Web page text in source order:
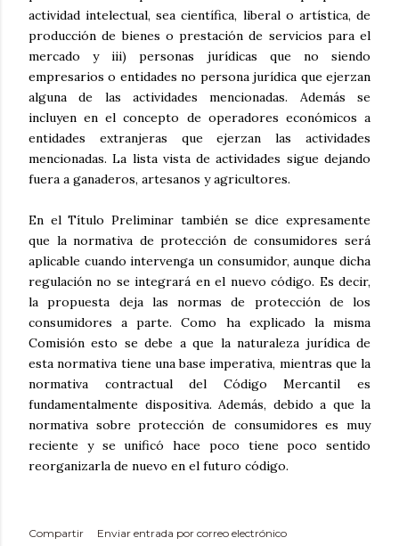
actividad intelectual, sea científica, liberal o artística, de
producción de bienes o prestación de servicios para el
mercado y iii) personas jurídicas que no siendo
empresarios o entidades no persona jurídica que ejerzan
alguna de las actividades mencionadas. Además se
incluyen en el concepto de operadores económicos a
entidades extranjeras que ejerzan las actividades
mencionadas. La lista vista de actividades sigue dejando
fuera a ganaderos, artesanos y agricultores.
En el Título Preliminar también se dice expresamente
que la normativa de protección de consumidores será
aplicable cuando intervenga un consumidor, aunque dicha
regulación no se integrará en el nuevo código. Es decir,
la propuesta deja las normas de protección de los
consumidores a parte. Como ha explicado la misma
Comisión esto se debe a que la naturaleza jurídica de
esta normativa tiene una base imperativa, mientras que la
normativa contractual del Código Mercantil es
fundamentalmente dispositiva. Además, debido a que la
normativa sobre protección de consumidores es muy
reciente y se unificó hace poco tiene poco sentido
reorganizarla de nuevo en el futuro código.
Compartir Enviar entrada por correo electrónico